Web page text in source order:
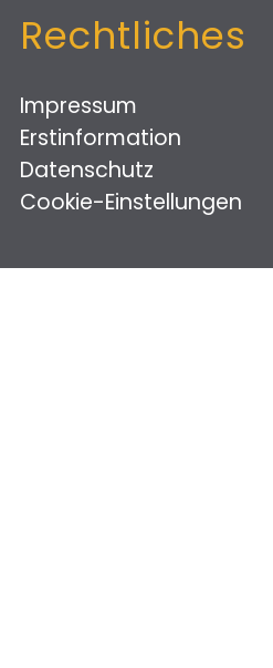
Rechtliches
Impressum
Erstinformation
Datenschutz
Cookie-Einstellungen